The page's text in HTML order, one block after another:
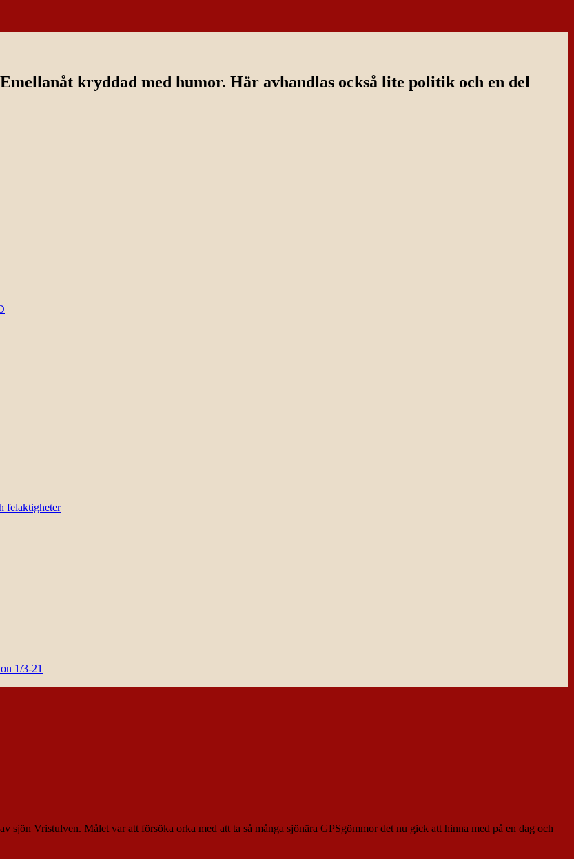
kryddad med humor. Här avhandlas också lite politik och en del
felaktigheter
1/3-21
Vristulven. Målet var att försöka orka med att ta så många sjönära GPSgömmor det nu gick att hinna med på en dag och